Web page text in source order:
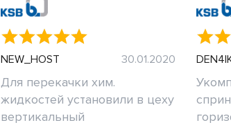
NEW_HOST 30.01.2020
Для перекачки хим.
жидкостей установили в цеху
вертикальный